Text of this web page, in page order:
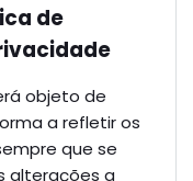
de
objeto de
a refletir os
que se
alterações a